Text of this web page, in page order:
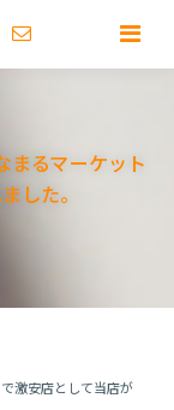
メディア情報 正社
まるマーケット
した。
激安店として当店が